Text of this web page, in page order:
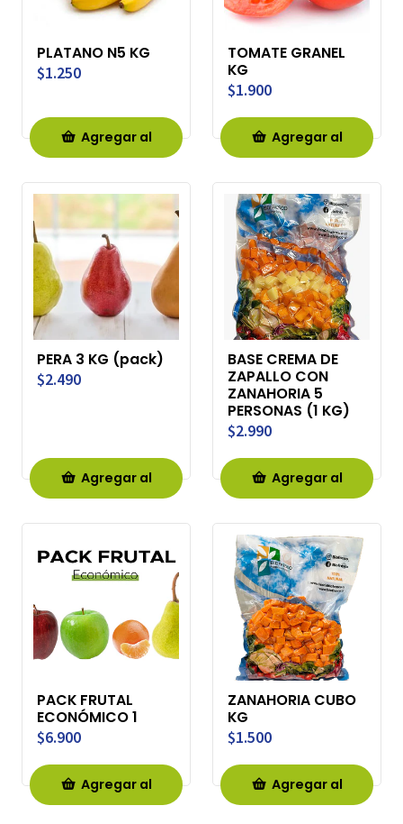
PLATANO N5 KG
$1.250
Agregar al
Carro
TOMATE GRANEL
KG
$1.900
Agregar al
Carro
PERA 3 KG (pack)
$2.490
Agregar al
Carro
BASE CREMA DE
ZAPALLO CON
ZANAHORIA 5
PERSONAS (1 KG)
$2.990
Agregar al
Carro
PACK FRUTAL
ECONÓMICO 1
$6.900
Agregar al
ZANAHORIA CUBO
KG
$1.500
Agregar al